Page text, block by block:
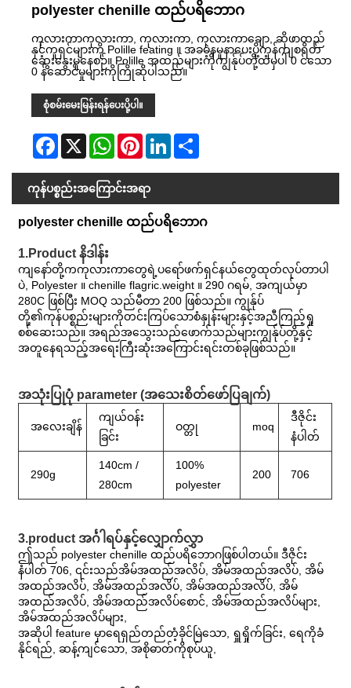
polyester chenille ထည်ပရိဘောဂ
ကုလားကာကုလားကာ, ကုလားကာ, ကုလားကာချော, ဆိုဖာထည်
နှင့်ကူရှင်များကို Polille feating ။ အခမဲ့နမူနာပေးပို့ကုန်ကျစရိတ်
ဆွေးနွေးမှုနေစဉ်။ Polille အထည်များကိုကျွန်ုပ်တို့ထံမှပါ 0 င်သော
0 န်ဆောင်မှုများကိုကြိုဆိုပါသည်။
စုံစမ်းမေးမြန်းရန်ပေးပို့ပါ။
Facebook
X WhatsAppPinterestLinkedIn
ကုန်ပစ္စည်းအကြောင်းအရာ
polyester chenille ထည်ပရိဘောဂ
1.Product နိဒါန်း
ကျနော်တို့ကကုလားကာတွေရဲ့ပရော်ဖက်ရှင်နယ်တွေထုတ်လုပ်တာပါ
ပဲ, Polyester ။ chenille flagric.weight ။ 290 ဂရမ်, အကျယ်မှာ
280C ဖြစ်ပြီး MOQ သည်မီတာ 200 ဖြစ်သည်။ ကျွန်ုပ်
တို့၏ကုန်ပစ္စည်းများကိုတင်းကြပ်သောစံနှုန်းများနှင့်အညီကြည့်ရှု
စစ်ဆေးသည်။ အရည်အသွေးသည်ဖောက်သည်များကျွန်ုပ်တို့နှင့်
အတူနေရသည့်အရေးကြီးဆုံးအကြောင်းရင်းတစ်ခုဖြစ်သည်။
အသုံးပြုပုံ parameter (အသေးစိတ်ဖော်ပြချက်)
အလေးချိန်
ကျယ်ဝန်း
ခြင်း
ဝတ္တု moq
ဒီဇိုင်း
နံပါတ်
290g
140cm /
280cm
100%
polyester
200 706
3.product အင်္ဂါရပ်နှင့်လျှောက်လွှာ
ဤသည် polyester chenille ထည်ပရိဘောဂဖြစ်ပါတယ်။ ဒီဇိုင်း
နံပါတ် 706, ၎င်းသည်အိမ်အထည်အလိပ်, အိမ်အထည်အလိပ်, အိမ်
အထည်အလိပ်, အိမ်အထည်အလိပ်, အိမ်အထည်အလိပ်, အိမ်
အထည်အလိပ်, အိမ်အထည်အလိပ်စောင်, အိမ်အထည်အလိပ်များ,
အိမ်အထည်အလိပ်များ,
အဆိုပါ feature မှာရေရှည်တည်တံ့ခိုင်မြဲသော, ရှူရှိုက်ခြင်း, ရေကိုခံ
နိုင်ရည်, ဆန့်ကျင်သော, အစိုဓာတ်ကိုစုပ်ယူ,